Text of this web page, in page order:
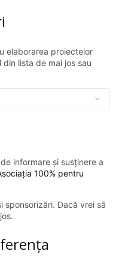
elaborarea proiectelor
lista de mai jos sau
informare și susținere a
100% pentru
sponsorizări. Dacă vrei să